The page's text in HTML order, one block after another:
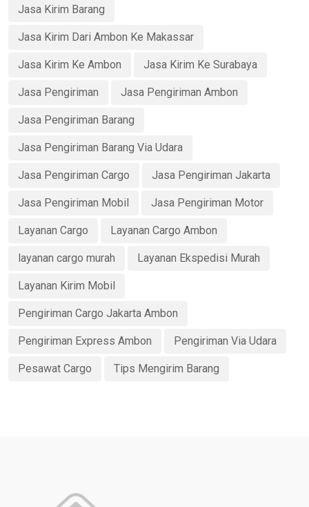
Jasa Kirim Barang
Jasa Kirim Dari Ambon Ke Makassar
Jasa Kirim Ke Ambon Jasa Kirim Ke Surabaya
Jasa Pengiriman Jasa Pengiriman Ambon
Jasa Pengiriman Barang
Jasa Pengiriman Barang Via Udara
Jasa Pengiriman Cargo Jasa Pengiriman Jakarta
Jasa Pengiriman Mobil Jasa Pengiriman Motor
Layanan Cargo Layanan Cargo Ambon
layanan cargo murah Layanan Ekspedisi Murah
Layanan Kirim Mobil
Pengiriman Cargo Jakarta Ambon
Pengiriman Express Ambon Pengiriman Via Udara
Pesawat Cargo Tips Mengirim Barang